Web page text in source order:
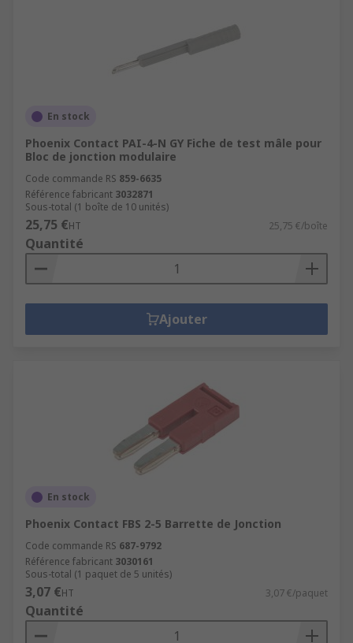
En stock
Phoenix Contact PAI-4-N GY Fiche de test mâle pour
Bloc de jonction modulaire
Code commande RS 859-6635
Référence fabricant 3032871
Sous-total (1 boîte de 10 unités)
25,75 €HT 25,75 €/boîte
Quantité
Ajouter
En stock
Phoenix Contact FBS 2-5 Barrette de Jonction
Code commande RS 687-9792
Référence fabricant 3030161
Sous-total (1 paquet de 5 unités)
3,07 €HT 3,07 €/paquet
Quantité